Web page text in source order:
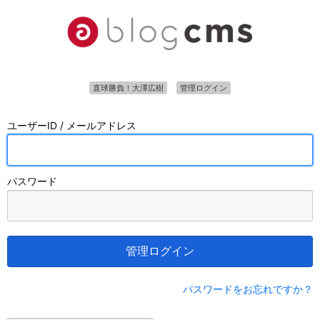
直球勝負！大澤広樹 管理ログイン
ユーザーID / メールアドレス
パスワード
管理ログイン
パスワードをお忘れですか？